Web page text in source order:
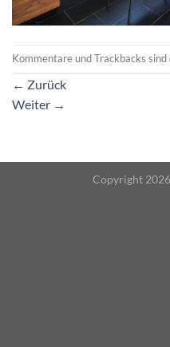
Kommentare und Trackbacks sind
← Zurück
Weiter →
Copyright